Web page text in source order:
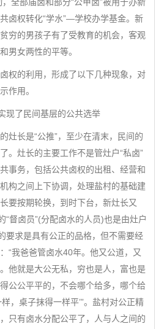
卤权转化“学水”—学校办学基金。新
穷的男孩子有了受教育的机会，客观
男女两性的平等。
的利用，形成了以下几种现象，对
作用。
了民间基层的公共选举
长是“公推”，至少在清末，民间的
。灶长的主要工作不是管灶户“私卤”
事务，包括公共卤权的出租、经营和
构之间上下协调，处理盐村的基础建
要按期轮换，到时下台，新灶长又
“督卤员”(分配卤水的人员)也是由灶户
要求是具有公正的品格，但不需要经
“我爸爸管卤水40年。他又公道，又
他就是大公无私，穷也是人，富也是
公公平平的，不会哪个给多，哪个给
，桌子抹得一样平’”。盐村对公正精
只有卤水分配公平了，人与人之间的